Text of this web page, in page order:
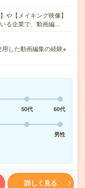
や【メイキング映像】
いる企業で、動画編…
した動画編集の経験※
50代
60代
男性
詳しく見る